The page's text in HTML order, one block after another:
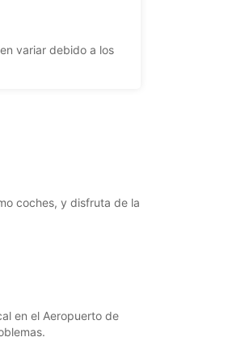
variar debido a los
coches, y disfruta de la
en el Aeropuerto de